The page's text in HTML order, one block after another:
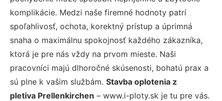
komplikácie. Medzi naše firemné hodnoty patrí
spoľahlivosť, ochota, korektný prístup a úprimná
snaha o maximálnu spokojnosť každého zákazníka,
ktorá je pre nás vždy na prvom mieste. Naši
pracovníci majú dlhoročné skúsenosti, bohatú prax a
sú plne k vašim službám. Stavba oplotenia z
pletiva Prellenkirchen – www.i-ploty.sk je tu pre vás.